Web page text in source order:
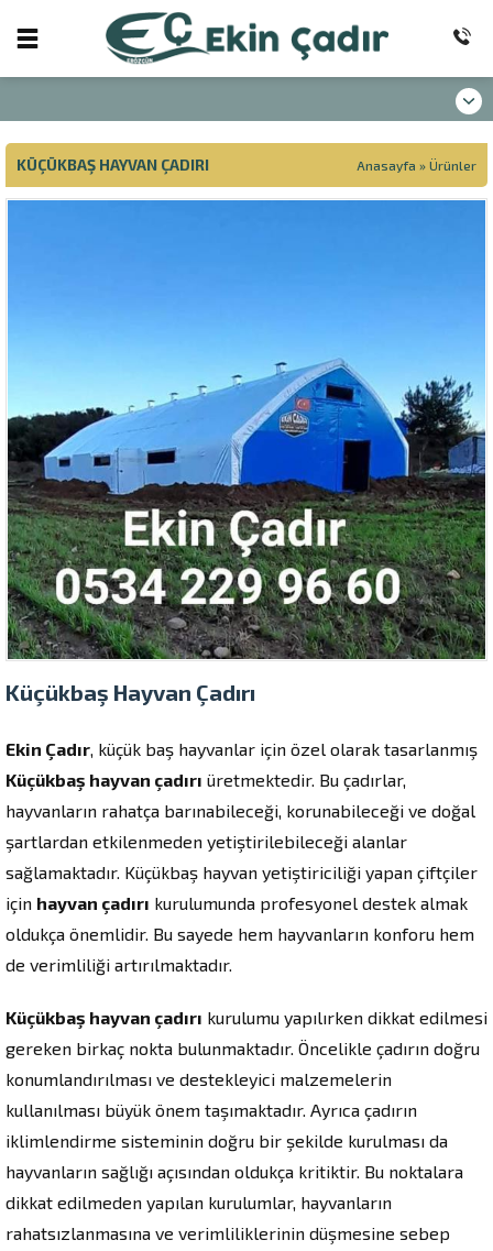
KÜÇÜKBAŞ HAYVAN ÇADIRI Anasayfa » Ürünler
Küçükbaş Hayvan Çadırı
Ekin Çadır , küçük baş hayvanlar için özel olarak tasarlanmış
Küçükbaş hayvan çadırı üretmektedir. Bu çadırlar,
hayvanların rahatça barınabileceği, korunabileceği ve doğal
şartlardan etkilenmeden yetiştirilebileceği alanlar
sağlamaktadır. Küçükbaş hayvan yetiştiriciliği yapan çiftçiler
için hayvan çadırı kurulumunda profesyonel destek almak
oldukça önemlidir. Bu sayede hem hayvanların konforu hem
de verimliliği artırılmaktadır.
Küçükbaş hayvan çadırı kurulumu yapılırken dikkat edilmesi
gereken birkaç nokta bulunmaktadır. Öncelikle çadırın doğru
konumlandırılması ve destekleyici malzemelerin
kullanılması büyük önem taşımaktadır. Ayrıca çadırın
iklimlendirme sisteminin doğru bir şekilde kurulması da
hayvanların sağlığı açısından oldukça kritiktir. Bu noktalara
dikkat edilmeden yapılan kurulumlar, hayvanların
rahatsızlanmasına ve verimliliklerinin düşmesine sebep